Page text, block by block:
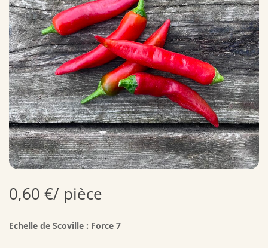
0,60 €/ pièce
Echelle de Scoville : Force 7